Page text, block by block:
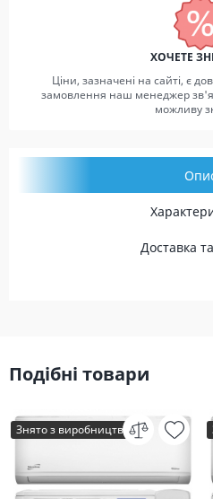
ХОЧЕТЕ
Ціни, зазначені на сайті, є
замовлення наш менеджер
можливу
Доставка
Подібні товари
Знято з виробництва